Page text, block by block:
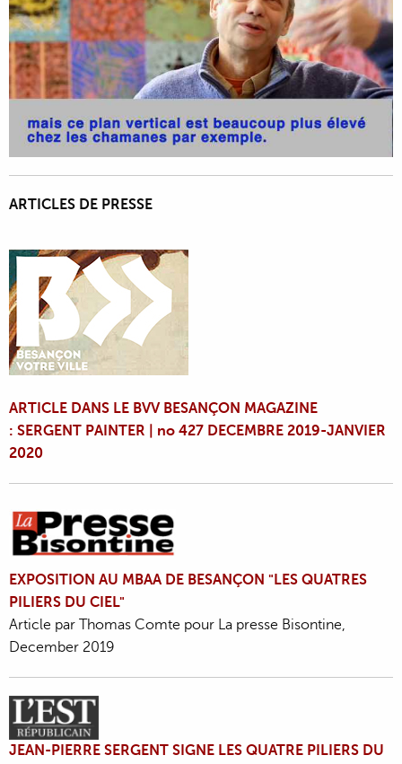
ARTICLES DE PRESSE
ARTICLE DANS LE BVV BESANÇON MAGAZINE
: SERGENT PAINTER | no 427 DECEMBRE 2019-JANVIER
2020
EXPOSITION AU MBAA DE BESANÇON "LES QUATRES
PILIERS DU CIEL"
Article par Thomas Comte pour La presse Bisontine,
December 2019
JEAN-PIERRE SERGENT SIGNE LES QUATRE PILIERS DU